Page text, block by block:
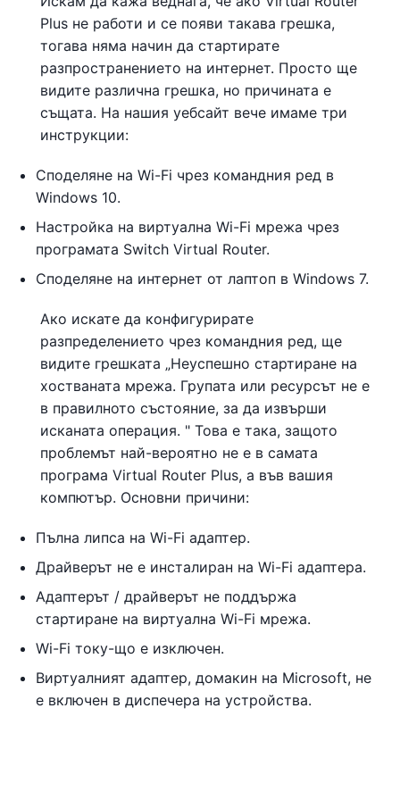
Plus не работи и се появи такава грешка,
тогава няма начин да стартирате
разпространението на интернет. Просто ще
видите различна грешка, но причината е
същата. На нашия уебсайт вече имаме три
инструкции:
Споделяне на Wi-Fi чрез командния ред в
Windows 10.
Настройка на виртуална Wi-Fi мрежа чрез
програмата Switch Virtual Router.
Споделяне на интернет от лаптоп в Windows 7.
Ако искате да конфигурирате
разпределението чрез командния ред, ще
видите грешката „Неуспешно стартиране на
хостваната мрежа. Групата или ресурсът не е
в правилното състояние, за да извърши
исканата операция. " Това е така, защото
проблемът най-вероятно не е в самата
програма Virtual Router Plus, а във вашия
компютър. Основни причини:
Пълна липса на Wi-Fi адаптер.
Драйверът не е инсталиран на Wi-Fi адаптера.
Адаптерът / драйверът не поддържа
стартиране на виртуална Wi-Fi мрежа.
Wi-Fi току-що е изключен.
Виртуалният адаптер, домакин на Microsoft, не
е включен в диспечера на устройства.